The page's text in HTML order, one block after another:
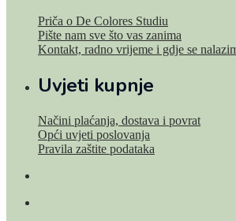
Priča o De Colores Studiu
Pište nam sve što vas zanima
Kontakt, radno vrijeme i gdje se
Uvjeti kupnje
Načini plaćanja, dostava i povrat
Opći uvjeti poslovanja
Pravila zaštite podataka